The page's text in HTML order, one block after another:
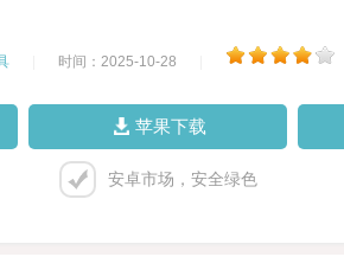
时间：2025-10-28
苹果下载
安卓市场，安全绿色